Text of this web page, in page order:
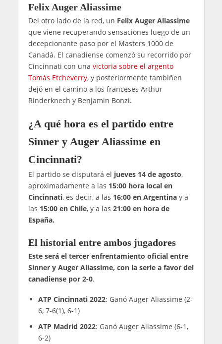
Felix Auger Aliassime
Del otro lado de la red, un Felix Auger Aliassime
que viene recuperando sensaciones luego de un
decepcionante paso por el Masters 1000 de
Canadá. El canadiense comenzó su recorrido por
Cincinnati con una victoria sobre el argento
Tomás Etcheverry, y posteriormente tambiñen
dejó en el camino a los franceses Arthur
Rinderknech y Benjamin Bonzi.
¿A qué hora es el partido entre
Sinner y Auger Aliassime en
Cincinnati?
El partido se disputará el jueves 14 de agosto,
aproximadamente a las 15:00 hora local en
Cincinnati, es decir, a las 16:00 en Argentina y a
las 15:00 en Chile, y a las 21:00 en hora de
España.
El historial entre ambos jugadores
Este será el tercer enfrentamiento oficial entre
Sinner y Auger Aliassime, con la serie a favor del
canadiense por 2-0.
ATP Cincinnati 2022: Ganó Auger Aliassime (2-
6, 7-6(1), 6-1)
ATP Madrid 2022: Ganó Auger Aliassime (6-1,
6-2)